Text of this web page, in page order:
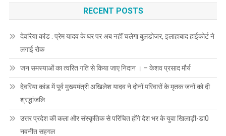
RECENT POSTS
देवरिया कांड : प्रेम यादव के घर पर अब नहीं चलेगा बुलडोजर, इलाहाबाद हाईकोर्ट ने
लगाई रोक
जन समस्याओं का त्वरित गति से किया जाए निदान । – केशव प्रसाद मौर्य
देवरिया कांड में पूर्व मुख्यमंत्री अखिलेश यादव ने दोनों परिवारों के मृतक जनों को दी
श्रद्धांजलि
उत्तर प्रदेश की कला और संस्कृतिक से परिचित होंगे देश भर के युवा खिलाड़ी-डा0
नवनीत सहगल